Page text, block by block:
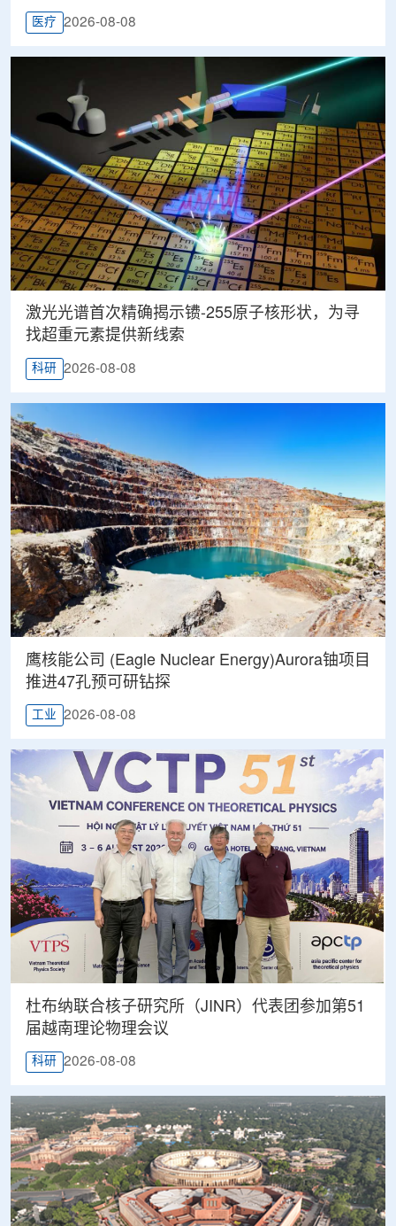
医疗 2026-08-08
激光光谱首次精确揭示镄-255原子核形状，为寻
找超重元素提供新线索
科研 2026-08-08
鹰核能公司 (Eagle Nuclear Energy)Aurora铀项目
推进47孔预可研钻探
工业 2026-08-08
杜布纳联合核子研究所（JINR）代表团参加第51
届越南理论物理会议
科研 2026-08-08